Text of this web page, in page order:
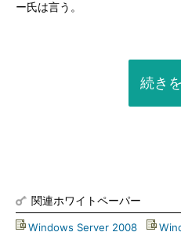
ー氏は言う。
続き
関連ホワイトペーパー
Windows Server 2008